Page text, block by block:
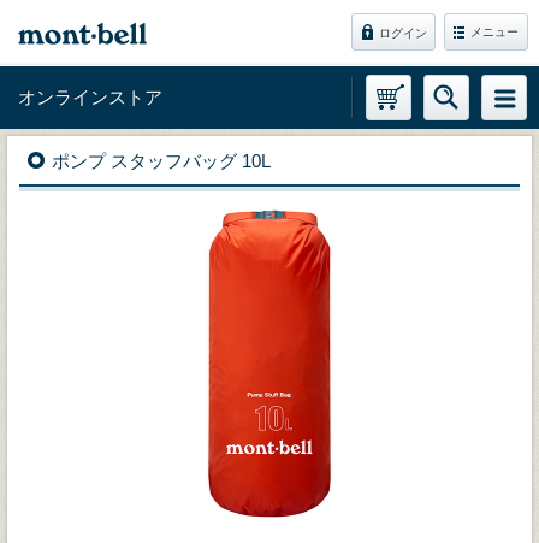
ログイン メニュー
オンラインストア
ポンプ スタッフバッグ 10L